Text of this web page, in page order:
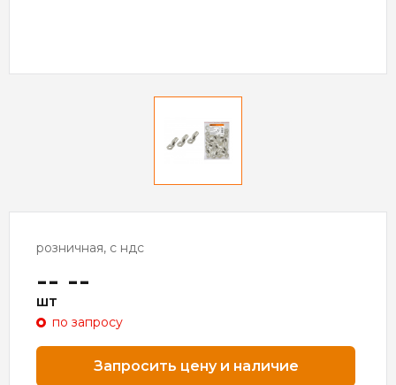
розничная, с ндс
-- --
шт
по запросу
Запросить цену и наличие